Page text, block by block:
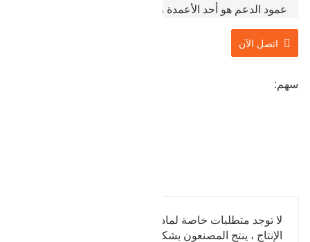
عمود الدعم هو أحد الأعمدة ، لذا فهو يشير أيضًا إلى الجزء
اتصل الآن
سهم:
لا توجد متطلبات خاصة لمادة العمود الداعم. في عملية
الإنتاج ، ينتج المصنعون بشكل أساسي وفقًا لتوافرهم